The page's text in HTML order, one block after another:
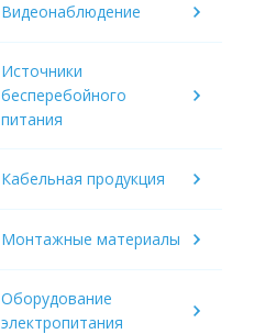
Видеонаблюдение
Источники
бесперебойного
питания
Кабельная продукция
Монтажные материалы
Оборудование
электропитания